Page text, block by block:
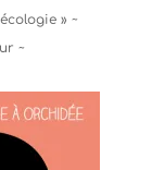
» ~
~